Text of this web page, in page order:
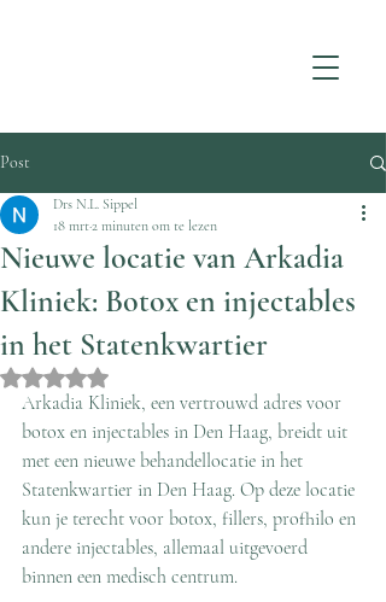
Post
Nieuwe locatie van Arkadia
Kliniek: Botox en injectables
in het Statenkwartier
Drs N.L. Sippel
18 mrt2 minuten om te lezen
Beoordeeld met NaN uit 5 sterren.
Arkadia Kliniek, een vertrouwd adres voor
botox en injectables in Den Haag, breidt uit
met een nieuwe behandellocatie in het
Statenkwartier in Den Haag. Op deze locatie
kun je terecht voor botox, fillers, profhilo en
andere injectables, allemaal uitgevoerd
binnen een medisch centrum.